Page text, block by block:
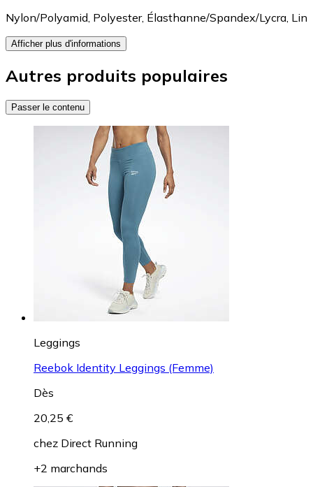
Nylon/Polyamid Polyester, Élasthanne/Spandex/Lycra Lin
Afficher plus d'informations
Autres produits populaires
Passer le contenu
Leggings
Reebok Identity Leggings (Femme)
Dès
20,25 €
chez Direct Running
+2 marchands